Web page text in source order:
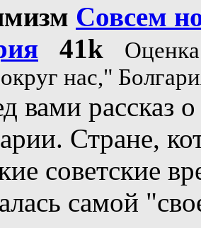
Совсем
41k
нас,"
вами рассказ о
Стране,
советские
самой